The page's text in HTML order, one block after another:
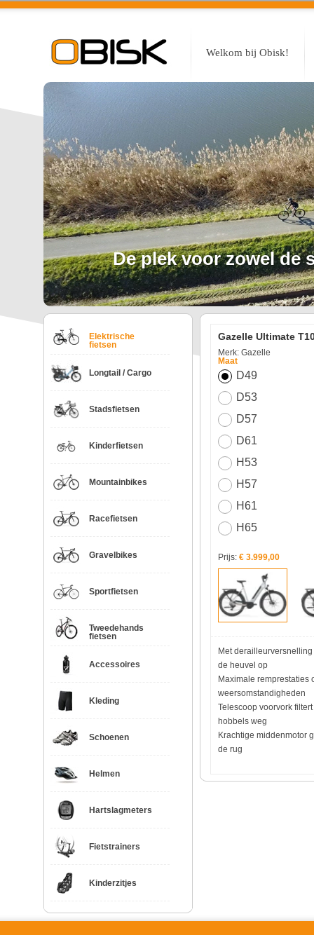
Welkom bij Obisk!
De plek voor zowel de
Elektrische
fietsen
Longtail / Cargo
Stadsfietsen
Kinderfietsen
Mountainbikes
Racefietsen
Gravelbikes
Sportfietsen
Tweedehands
fietsen
Accessoires
Kleding
Schoenen
Helmen
Hartslagmeters
Fietstrainers
Kinderzitjes
Gazelle Ultimate
Merk: Gazelle
Maat
D49
D53
D57
D61
H53
H57
H61
H65
Prijs: € 3.999,00
Met
de heuvel op
Maximale remprestaties
weersomstandigheden
Telescoop voorvork
hobbels weg
Krachtige middenmotor
de rug